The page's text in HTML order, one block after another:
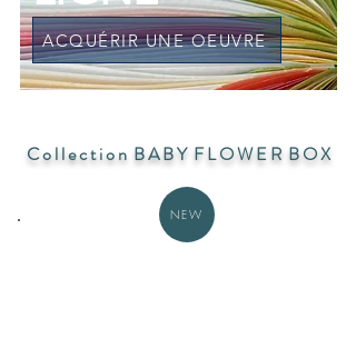
ACQUÉRIR UNE OEUVRE
NEW
C o l l e c t i o n B A B Y F L O W E R B O X